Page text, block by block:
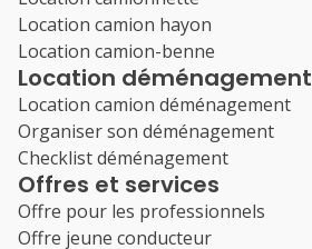
Location camion hayon
Location camion-benne
Location déménagement
Location camion déménagement
Organiser son déménagement
Checklist déménagement
Offres et services
Offre pour les professionnels
Offre jeune conducteur